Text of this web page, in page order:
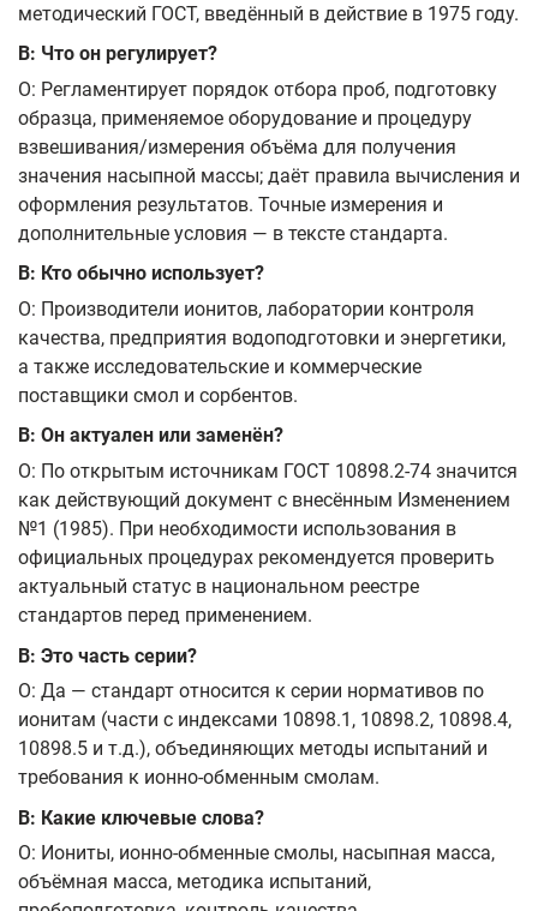
методический ГОСТ, введённый в действие в 1975 году.
В: Что он регулирует?
О: Регламентирует порядок отбора проб, подготовку
образца, применяемое оборудование и процедуру
взвешивания/измерения объёма для получения
значения насыпной массы; даёт правила вычисления и
оформления результатов. Точные измерения и
дополнительные условия — в тексте стандарта.
В: Кто обычно использует?
О: Производители ионитов, лаборатории контроля
качества, предприятия водоподготовки и энергетики,
а также исследовательские и коммерческие
поставщики смол и сорбентов.
В: Он актуален или заменён?
О: По открытым источникам ГОСТ 10898.2-74 значится
как действующий документ с внесённым Изменением
№1 (1985). При необходимости использования в
официальных процедурах рекомендуется проверить
актуальный статус в национальном реестре
стандартов перед применением.
В: Это часть серии?
О: Да — стандарт относится к серии нормативов по
ионитам (части с индексами 10898.1, 10898.2, 10898.4,
10898.5 и т.д.), объединяющих методы испытаний и
требования к ионно-обменным смолам.
В: Какие ключевые слова?
О: Иониты, ионно-обменные смолы, насыпная масса,
объёмная масса, методика испытаний,